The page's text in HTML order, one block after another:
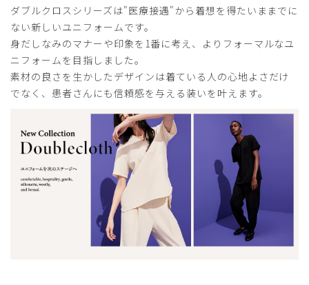
ダブルクロスシリーズは"医療接遇"から着想を得たいままでに
ない新しいユニフォームです。
身だしなみのマナーや印象を1番に考え、よりフォーマルなユ
ニフォームを目指しました。
素材の良さを生かしたデザインは着ている人の心地よさだけ
でなく、患者さんにも信頼感を与える装いを叶えます。